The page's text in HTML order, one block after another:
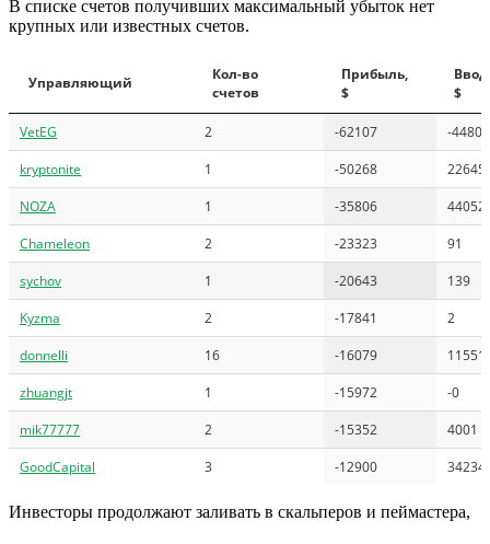
В списке счетов получивших максимальный убыток нет
крупных или известных счетов.
Управляющий
Кол-во
счетов
Прибыль,
$
$
VetEG 2 -62107
-4480
kryptonite
1 -50268
22645
NOZA
1 -35806
44052
Chameleon
2 -23323
91
sychov
1 -20643
139
Kyzma
2 -17841
2
donnelli
16 -16079
11551
zhuangjt
1 -15972
-0
mik77777
2 -15352
4001
GoodCapital
3 -12900 34234
Инвесторы продолжают заливать в скальперов и пеймастера,